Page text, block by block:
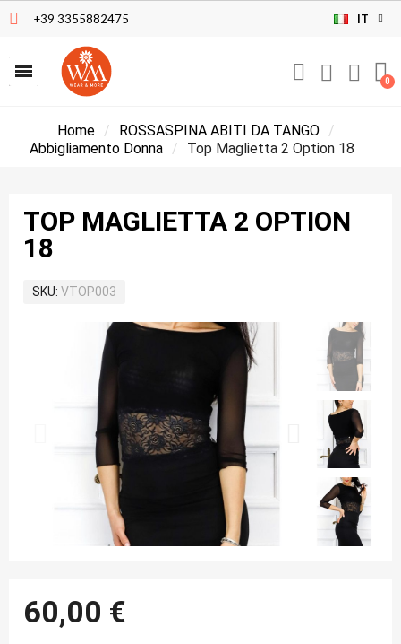
+39 3355882475 IT
Home
ROSSASPINA ABITI DA TANGO
Abbigliamento Donna
Top Maglietta 2 Option 18
TOP MAGLIETTA 2 OPTION
18
SKU VTOP003
60,00 €